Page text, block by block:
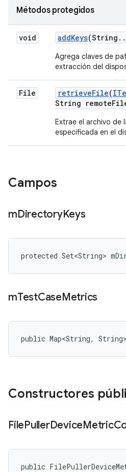
Métodos protegidos
void addKeys(String . .
Agrega claves de
extracción del
File retrieveFile(
String remote
Extrae el archivo de
especificada en el
Campos
mDirectoryKeys
protected Set<String>
mTestCaseMetrics
public Map<String,
Constructores
FilePullerDeviceMetric
public